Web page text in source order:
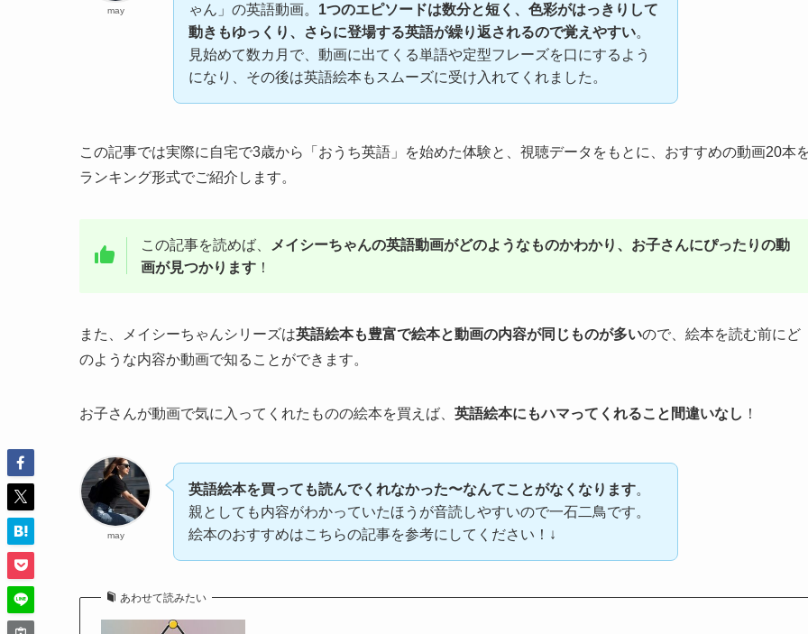
may
ゃん」の英語動画。 1つのエピソードは数分と短く、色彩がはっきりして
動きもゆっくり、さらに登場する英語が繰り返されるので覚えやすい。
見始めて数カ月で、動画に出てくる単語や定型フレーズを口にするよう
になり、その後は英語絵本もスムーズに受け入れてくれました。
この記事では実際に自宅で3歳から「おうち英語」を始めた体験と、視聴データをもとに、おすすめの動画20本
ランキング形式でご紹介します。
この記事を読めば、
メイシーちゃんの英語動画がどのようなものかわかり、お子さんにぴったりの動
画が見つかります ！
また、メイシーちゃんシリーズは英語絵本も豊富で絵本と動画の内容が同じものが多いので、絵本を読む前にど
のような内容か動画で知ることができます。
お子さんが動画で気に入ってくれたものの絵本を買えば、 英語絵本にもハマってくれること間違いなし ！
may
英語絵本を買っても読んでくれなかった〜なんてことがなくなります。
親としても内容がわかっていたほうが音読しやすいので一石二鳥です。
絵本のおすすめはこちらの記事を参考にしてください！↓
あわせて読みたい